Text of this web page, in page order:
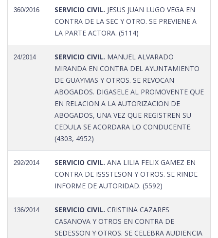
360/2016 SERVICIO CIVIL. JESUS JUAN LUGO VEGA EN
CONTRA DE LA SEC Y OTRO. SE PREVIENE A
LA PARTE ACTORA. (5114)
24/2014 SERVICIO CIVIL. MANUEL ALVARADO
MIRANDA EN CONTRA DEL AYUNTAMIENTO
DE GUAYMAS Y OTROS. SE REVOCAN
ABOGADOS. DIGASELE AL PROMOVENTE QUE
EN RELACION A LA AUTORIZACION DE
ABOGADOS, UNA VEZ QUE REGISTREN SU
CEDULA SE ACORDARA LO CONDUCENTE.
(4303, 4952)
292/2014 SERVICIO CIVIL. ANA LILIA FELIX GAMEZ EN
CONTRA DE ISSSTESON Y OTROS. SE RINDE
INFORME DE AUTORIDAD. (5592)
136/2014 SERVICIO CIVIL. CRISTINA CAZARES
CASANOVA Y OTROS EN CONTRA DE
SEDESSON Y OTROS. SE CELEBRA AUDIENCIA